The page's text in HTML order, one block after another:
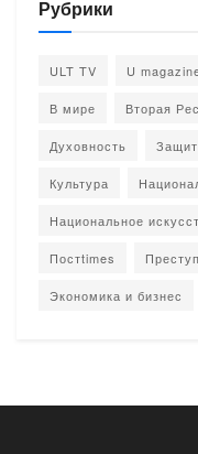
Рубрики
ULT TV U
В мире Вторая
Духовность
Культура
Национальное
Постtimes
Экономика и бизнес